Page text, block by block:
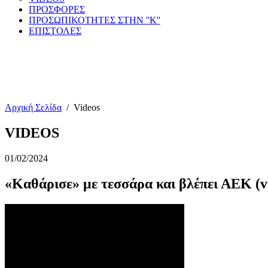
ΠΡΟΣΦΟΡΕΣ
ΠΡΟΣΩΠΙΚΟΤΗΤΕΣ ΣΤΗΝ ''Κ''
ΕΠΙΣΤΟΛΕΣ
Αρχική Σελίδα / Videos
VIDEOS
01/02/2024
«Καθάρισε» με τεσσάρα και βλέπει ΑΕΚ